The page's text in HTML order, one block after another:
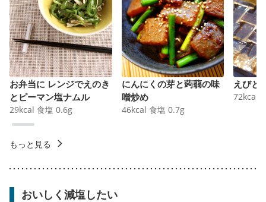
お弁当に レンジでえのき
とピーマン塩ナムル
29kcal 食塩 0.6g
にんにくの芽と蒟蒻の味
噌炒め
46kcal 食塩 0.7g
えびと
72kcal
もっと見る
おいしく減塩したい